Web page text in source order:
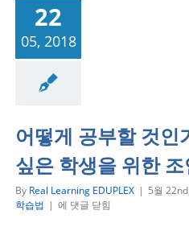
22
05, 2018
자기주도학
어떻게 공부할 것인
싶은 학생을 위한
By Real Learning EDUPLEX | 5월
학습법 | 어
에 댓글 닫힘